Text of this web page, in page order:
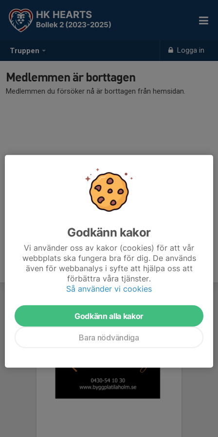
Truppen Logga in
HK HEARTS
Bollek 2 (2023-2025)
Medlemmen är borttagen
Medlemmen du försöker nå är borttagen från hemsidan.
Godkänn kakor
Vi använder oss av kakor (cookies) för att vår
webbplats ska fungera bra för dig. De används
även för webbanalys i syfte att hjälpa oss att
förbättra våra tjänster.
Så använder vi cookies
Godkänn alla kakor
Bara nödvändiga